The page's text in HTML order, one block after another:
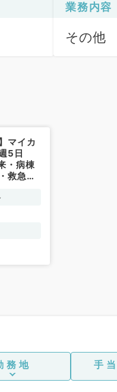
業務内容
その他
マイカ
5日
・病棟
救急対
務地 手